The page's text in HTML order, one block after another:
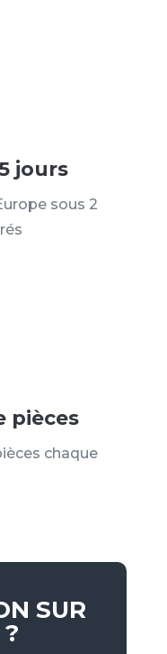
jours
sous 2
pièces
chaque
SUR